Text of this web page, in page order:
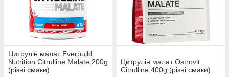
Цитрулін малат Everbuild
Nutrition Citrulline Malate 200g
(різні смаки)
Цитрулін малат Ostrovit
Citrulline 400g (різні смаки)